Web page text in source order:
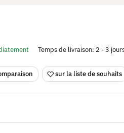
Temps de livraison: 2 - 3
sur la liste de souhaits